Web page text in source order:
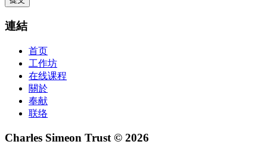
連結
首页
工作坊
在线课程
關於
奉献
联络
Charles Simeon Trust © 2026